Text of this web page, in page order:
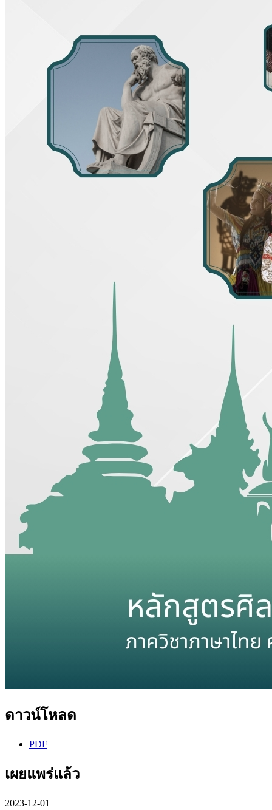
ดาวน์โหลด
PDF
เผยแพร่แล้ว
2023-12-01